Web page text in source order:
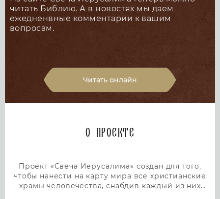
читать Библию. А в новостях мы даем
ежедненвные комментарии к вашим
вопросам.
Читать онлайн
О проекте
Проект «Свеча Иерусалима» создан для того,
чтобы нанести на карту мира все христианские
храмы человечества, снабдив каждый из них